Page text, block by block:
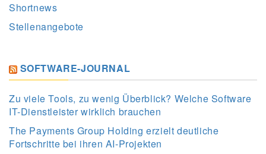
Shortnews
Stellenangebote
SOFTWARE-JOURNAL
Zu viele Tools, zu wenig Überblick? Welche Software
IT-Dienstleister wirklich brauchen
The Payments Group Holding erzielt deutliche
Fortschritte bei ihren AI-Projekten